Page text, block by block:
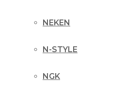
NEKEN
N-STYLE
NGK